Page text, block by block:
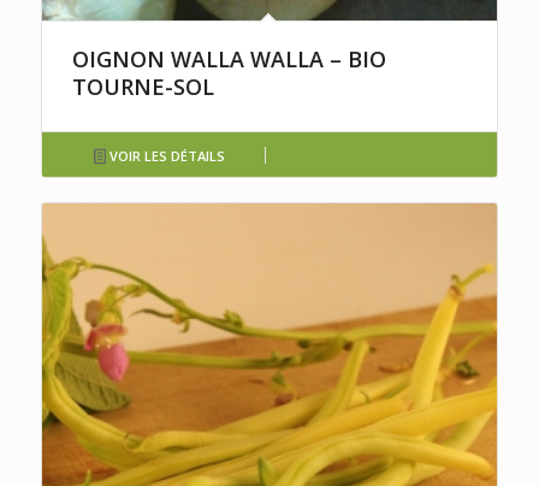
OIGNON WALLA WALLA – BIO
TOURNE-SOL
VOIR LES DÉTAILS